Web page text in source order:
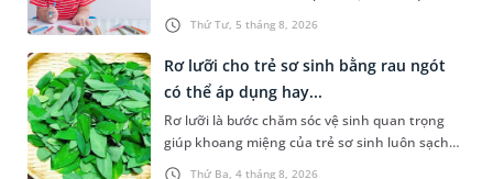
Thứ Tư, 5 tháng 8, 2026
hành vi nền tảng. Việc trang bị sớm các kỹ
năng sống cho trẻ mầm non không chỉ giúp
con vững vàng tự lập từ nhỏ mà còn là chiếc
khiên bảo vệ con an toàn khi bắt đầu bước ra
khám phá thế giới xung quanh.
Thứ Ba, 4 tháng 8, 2026
Rơ lưỡi cho trẻ sơ sinh bằng rau ngót
có thể áp dụng hay...
Rơ lưỡi là bước chăm sóc vệ sinh quan trọng
giúp khoang miệng của trẻ sơ sinh luôn sạch
sẽ, hạn chế cặn sữa tích tụ và giảm nguy cơ